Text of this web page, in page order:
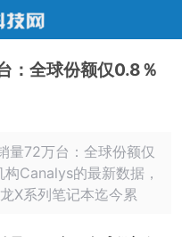
：全球份额仅0.8％
量72万台：全球份额仅
Canalys的最新数据，
X系列笔记本迄今累